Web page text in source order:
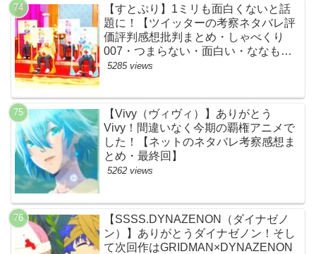
【すとぷり】1ミリも面白くないと話
題に！【ツイッターの考察ネタバレ評
価評判感想批判まとめ・しゃべくり
007・つまらない・面白い・ななも
り。・ジェル・さとみ・ころん・るぅ
5285 views
【Vivy（ヴィヴィ）】ありがとう
Vivy！間違いなく今期の覇権アニメで
した！【ネットのネタバレ考察感想ま
とめ・最終回】
5262 views
【SSSS.DYNAZENON（ダイナゼノ
ン）】ありがとうダイナゼノン！そし
て次回作はGRIDMAN×DYNAZENON